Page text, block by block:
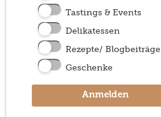
Tastings & Events
Delikatessen
Rezepte/ Blogbeiträge
Geschenke
Anmelden